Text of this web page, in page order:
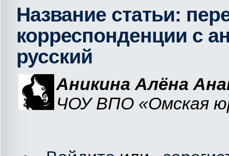
Название статьи:
корреспонденции с
русский
Аникина Алёна
ЧОУ ВПО «Омская